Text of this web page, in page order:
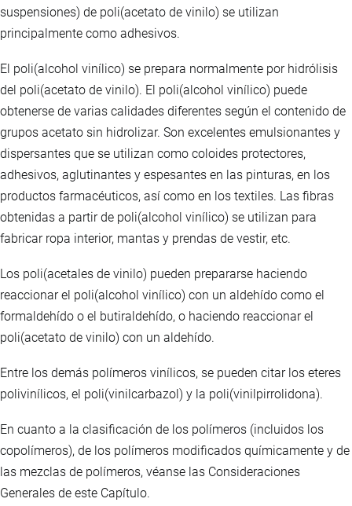
suspensiones) de poli(acetato de vinilo) se utilizan
principalmente como adhesivos.
El poli(alcohol vinílico) se prepara normalmente por hidrólisis
del poli(acetato de vinilo). El poli(alcohol vinílico) puede
obtenerse de varias calidades diferentes según el contenido de
grupos acetato sin hidrolizar. Son excelentes emulsionantes y
dispersantes que se utilizan como coloides protectores,
adhesivos, aglutinantes y espesantes en las pinturas, en los
productos farmacéuticos, así como en los textiles. Las fibras
obtenidas a partir de poli(alcohol vinílico) se utilizan para
fabricar ropa interior, mantas y prendas de vestir, etc.
Los poli(acetales de vinilo) pueden prepararse haciendo
reaccionar el poli(alcohol vinílico) con un aldehído como el
formaldehído o el butiraldehído, o haciendo reaccionar el
poli(acetato de vinilo) con un aldehído.
Entre los demás polímeros vinílicos, se pueden citar los eteres
polivinílicos, el poli(vinilcarbazol) y la poli(vinilpirrolidona).
En cuanto a la clasificación de los polímeros (incluidos los
copolímeros), de los polímeros modificados químicamente y de
las mezclas de polímeros, véanse las Consideraciones
Generales de este Capítulo.